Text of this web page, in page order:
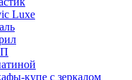
Luxe
купе с зеркалом